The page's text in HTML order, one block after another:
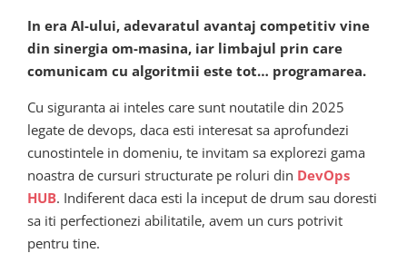
In era AI-ului, adevaratul avantaj competitiv vine
din sinergia om-masina, iar limbajul prin care
comunicam cu algoritmii este tot… programarea.
Cu siguranta ai inteles care sunt noutatile din 2025
legate de devops, daca esti interesat sa aprofundezi
cunostintele in domeniu, te invitam sa explorezi gama
noastra de cursuri structurate pe roluri din DevOps
HUB. Indiferent daca esti la inceput de drum sau doresti
sa iti perfectionezi abilitatile, avem un curs potrivit
pentru tine.